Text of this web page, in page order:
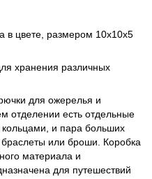
в цвете, размером 10х10х5
хранения различных
для ожерелья и
отделении есть отдельные
и пара больших
или броши. Коробка
материала и
для путешествий